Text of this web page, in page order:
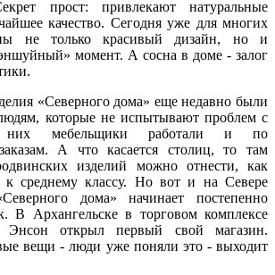
прост: привлекают натуральные
качество. Сегодня уже для многих
не только красивый дизайн, но и
момент. А сосна в доме - залог
«Северного дома» еще недавно были
которые не испытывают проблем с
них мебельщики работали и по
А что касается столиц, то там
изделий можно отнести, как
к среднему классу. Но вот и на Севере
дома» начинает постепенно
В Архангельске в торговом комплексе
Энсон открыл первый свой магазин.
вещи - люди уже поняли это - выходит